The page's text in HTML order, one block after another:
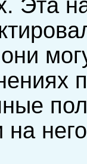
Эта